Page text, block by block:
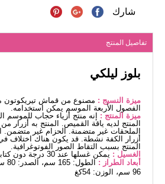
شارك
تفاصيل المنتج
بلوز ليلكي
ميزة النسيج : مصنوع من قماش تيريكوتون
الفصول الأربعة الموسم يمكن استخدامه.
ميزة المنتج : إنه منتج أزياء حجاب للموسم
المنتج لديه ياقة القميص. المنتج به أزرار
الملحقات غير متضمنة. الحزام غير
أزرار الكفة نشطة. قد يكون هناك اختلاف
المنتج بسبب التقاط الصور الفوتوغرافية.
الغسيل : يمكن غسلها عند 30 درجة دون كتابة. (غسيل دقيق)
أبعاد الطراز :
96 سم، الوزن: 54كغ